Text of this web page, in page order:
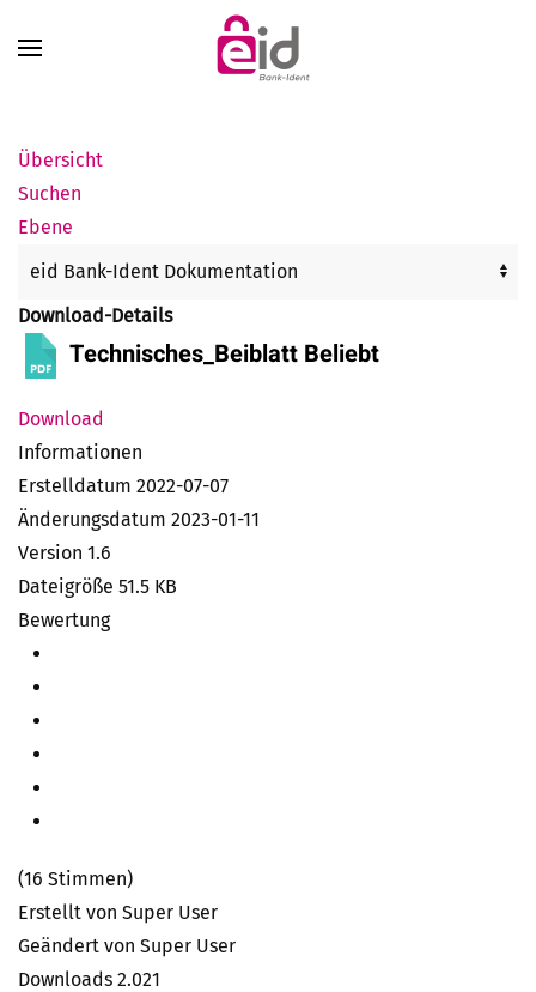
Zum Hauptinhalt springen
Übersicht
Suchen
Ebene
Download-Details
Technisches_Beiblatt Beliebt
Download
Informationen
Erstelldatum 2022-07-07
Änderungsdatum 2023-01-11
Version 1.6
Dateigröße 51.5 KB
Bewertung
(16 Stimmen)
Erstellt von Super User
Geändert von Super User
Downloads 2.021